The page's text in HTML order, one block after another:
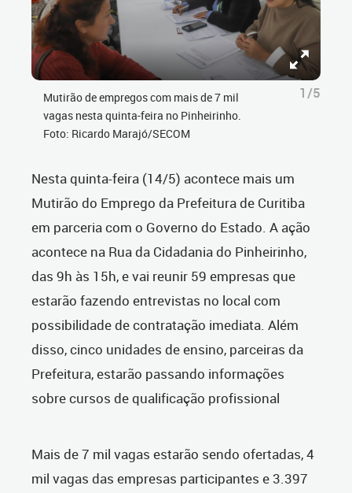
Mutirão de empregos com mais de 7 mil
vagas nesta quinta-feira no Pinheirinho.
Foto: Ricardo Marajó/SECOM
1/5
Nesta quinta-feira (14/5) acontece mais um
Mutirão do Emprego da Prefeitura de Curitiba
em parceria com o Governo do Estado. A ação
acontece na Rua da Cidadania do Pinheirinho,
das 9h às 15h, e vai reunir 59 empresas que
estarão fazendo entrevistas no local com
possibilidade de contratação imediata. Além
disso, cinco unidades de ensino, parceiras da
Prefeitura, estarão passando informações
sobre cursos de qualificação profissional
Mais de 7 mil vagas estarão sendo ofertadas, 4
mil vagas das empresas participantes e 3.397